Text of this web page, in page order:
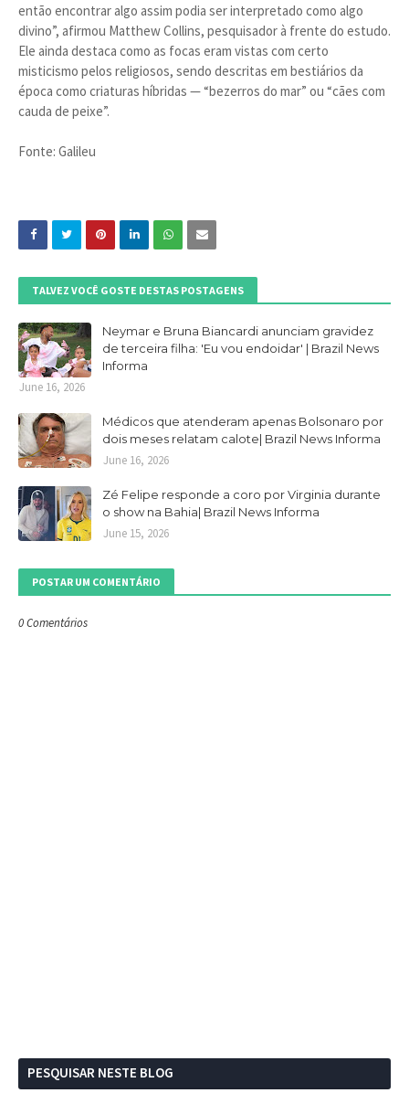
então encontrar algo assim podia ser interpretado como algo
divino”, afirmou Matthew Collins, pesquisador à frente do estudo.
Ele ainda destaca como as focas eram vistas com certo
misticismo pelos religiosos, sendo descritas em bestiários da
época como criaturas híbridas — “bezerros do mar” ou “cães com
cauda de peixe”.
Fonte: Galileu
TALVEZ VOCÊ GOSTE DESTAS POSTAGENS
Neymar e Bruna Biancardi anunciam gravidez
de terceira filha: 'Eu vou endoidar' | Brazil News
Informa
June 16, 2026
Médicos que atenderam apenas Bolsonaro por
dois meses relatam calote| Brazil News Informa
June 16, 2026
Zé Felipe responde a coro por Virginia durante
o show na Bahia| Brazil News Informa
June 15, 2026
POSTAR UM COMENTÁRIO
0 Comentários
PESQUISAR NESTE BLOG